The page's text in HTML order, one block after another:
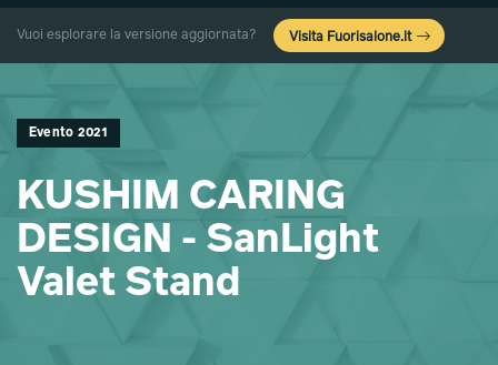
Vuoi esplorare la versione aggiornata? Visita Fuorisalone.it
Evento 2021
KUSHIM CARING
DESIGN - SanLight
Valet Stand